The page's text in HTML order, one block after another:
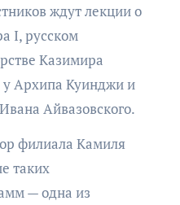
ждут лекции о
I, русском
Казимира
у Архипа Куинджи и
Айвазовского.
филиала Камиля
таких
— одна из